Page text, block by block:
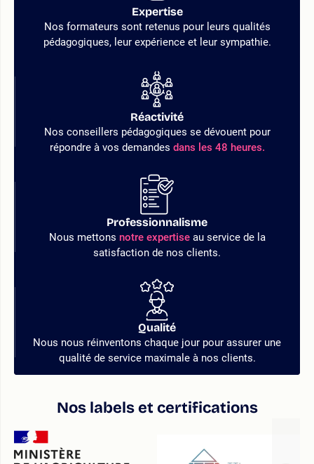
Expertise
Nos formateurs sont retenus pour leurs qualités
pédagogiques, leur expérience et leur sympathie.
Réactivité
Nos conseillers pédagogiques se dévouent pour
répondre à vos demandes dans les 48 heures.
Professionnalisme
Nous mettons notre expertiseau service de la
satisfaction de nos clients.
Qualité
Nous nous réinventons chaque jour pour assurer une
qualité de service maximale à nos clients.
Nos labels et certifications